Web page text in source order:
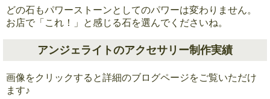
どの石もパワーストーンとしてのパワーは変わりません。
お店で「これ！」と感じる石を選んでくださいね。
アンジェライトのアクセサリー制作実績
画像をクリックすると詳細のブログページをご覧いただけ
ます♪